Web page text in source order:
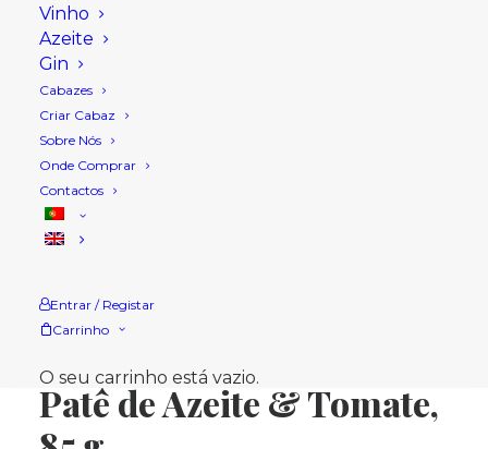
Vinho
Azeite
Gin
Cabazes
Criar Cabaz
Sobre Nós
Onde Comprar
Contactos
Entrar / Registar
Carrinho
O seu carrinho está vazio.
Patê de Azeite & Tomate,